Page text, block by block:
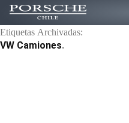
Ir
al
Etiquetas Archivadas:
VW Camiones